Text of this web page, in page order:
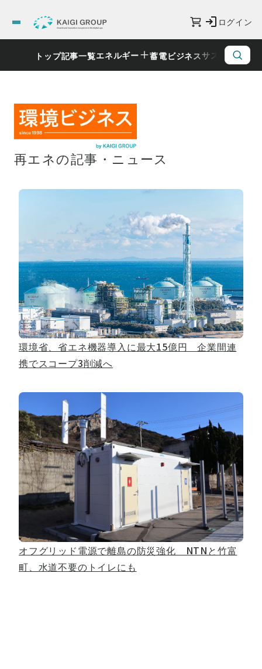
ログイン
トップ記事一覧エネルギー 蓄電ビジネスサステナビリ
再エネの記事・ニュース
環境省、省エネ機器導入に最大15億円 企業間連
携でスコープ3削減へ
オフグリッド電源で離島の防災強化 NTNと竹富
町、水道不要のトイレにも